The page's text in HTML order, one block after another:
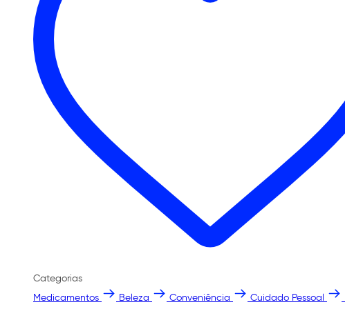
Categorias
Medicamentos
Beleza Conveniência Cuidado Pessoal